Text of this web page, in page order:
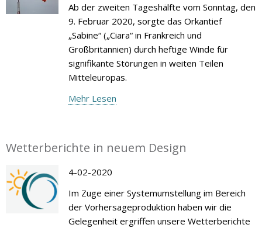
Ab der zweiten Tageshälfte vom Sonntag, den
9. Februar 2020, sorgte das Orkantief
„Sabine“ („Ciara“ in Frankreich und
Großbritannien) durch heftige Winde für
signifikante Störungen in weiten Teilen
Mitteleuropas.
Mehr Lesen
Wetterberichte in neuem Design
4-02-2020
Im Zuge einer Systemumstellung im Bereich
der Vorhersageproduktion haben wir die
Gelegenheit ergriffen unsere Wetterberichte